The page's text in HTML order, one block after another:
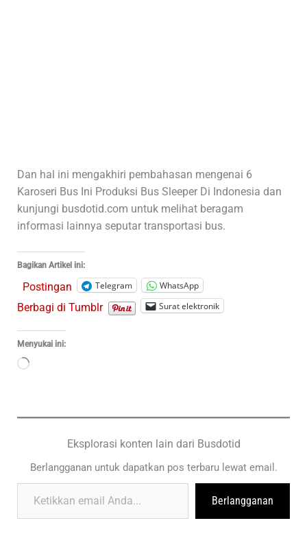
Dan hal ini mengakhiri pembahasan mengenai 6
Karoseri Bus Ini Produksi Bus Sleeper Di Indonesia dan
kunjungi busdotid.com untuk melihat beragam
informasi lainnya seputar transportasi bus.
Bagikan Artikel ini:
Postingan Telegram WhatsApp
Berbagi di Tumblr Surat elektronik
Menyukai ini:
Memuat...
Eksplorasi konten lain dari Busdotid
Berlangganan untuk dapatkan pos terbaru lewat email.
Ketikkan email Anda...
Berlangganan